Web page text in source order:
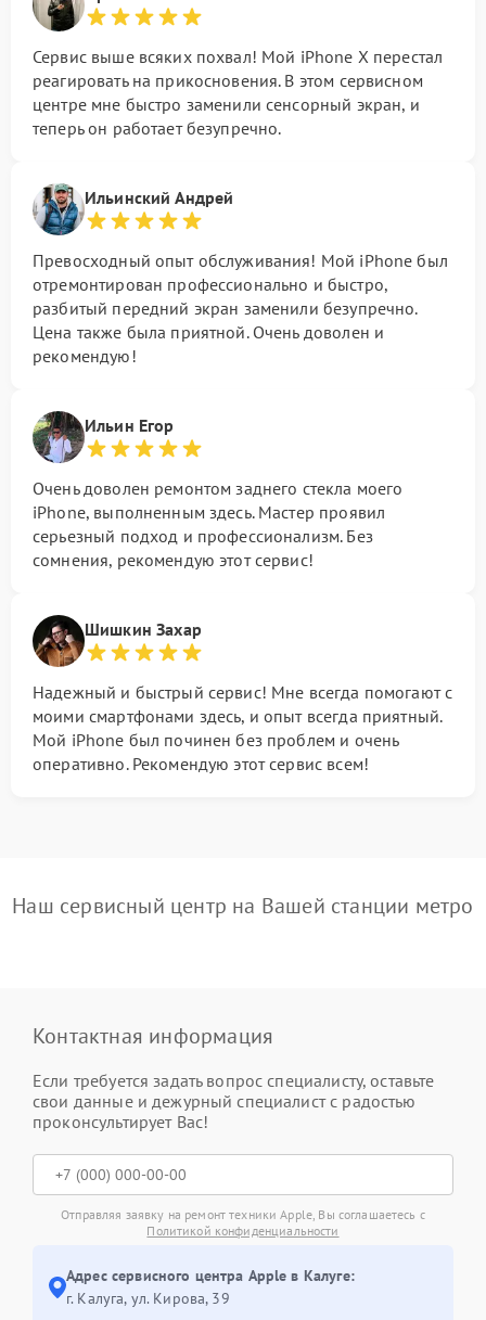
Сервис выше всяких похвал! Мой iPhone X перестал
реагировать на прикосновения. В этом сервисном
центре мне быстро заменили сенсорный экран, и
теперь он работает безупречно.
Ильинский Андрей
Превосходный опыт обслуживания! Мой iPhone был
отремонтирован профессионально и быстро,
разбитый передний экран заменили безупречно.
Цена также была приятной. Очень доволен и
рекомендую!
Ильин Егор
Очень доволен ремонтом заднего стекла моего
iPhone, выполненным здесь. Мастер проявил
серьезный подход и профессионализм. Без
сомнения, рекомендую этот сервис!
Шишкин Захар
Надежный и быстрый сервис! Мне всегда помогают с
моими смартфонами здесь, и опыт всегда приятный.
Мой iPhone был починен без проблем и очень
оперативно. Рекомендую этот сервис всем!
Наш сервисный центр на Вашей станции метро
Контактная информация
Если требуется задать вопрос специалисту, оставьте
свои данные и дежурный специалист с радостью
проконсультирует Вас!
Отправляя заявку на ремонт техники Apple, Вы соглашаетесь с
Политикой конфиденциальности
Адрес сервисного центра Apple в Калуге:
г. Калуга, ул. Кирова, 39